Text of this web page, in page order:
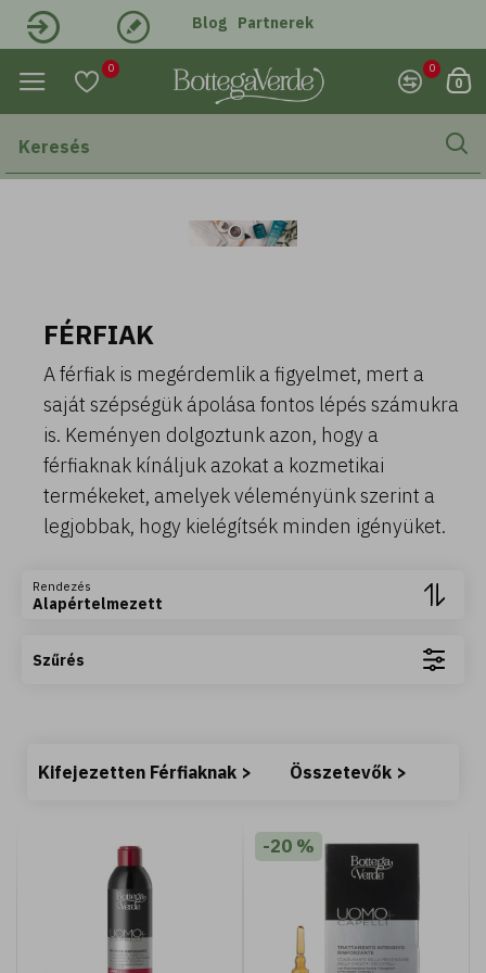
2.490 Ft
Belépés Regisztráció
Blog Partnerek
0 0
0
FÉRFIAK
A férfiak is megérdemlik a figyelmet, mert a
saját szépségük ápolása fontos lépés számukra
is. Keményen dolgoztunk azon, hogy a
férfiaknak kínáljuk azokat a kozmetikai
termékeket, amelyek véleményünk szerint a
legjobbak, hogy kielégítsék minden igényüket.
Tovább olvasom +
Rendezés
Alapértelmezett
Szűrés
Kifejezetten Férfiaknak > Összetevők >
-20 %